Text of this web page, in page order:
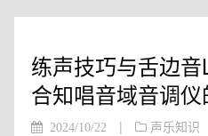
练声技巧与舌边
合知唱音域音调
2024/10/22 | 声乐知识